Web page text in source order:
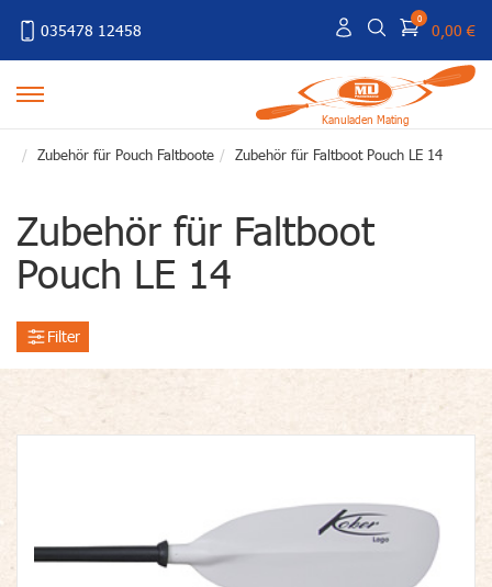
035478 12458
0
0,00 €
Kanuladen Mating
Zubehör für Pouch Faltboote Zubehör für Faltboot Pouch LE 14
Zubehör für Faltboot
Pouch LE 14
Filter